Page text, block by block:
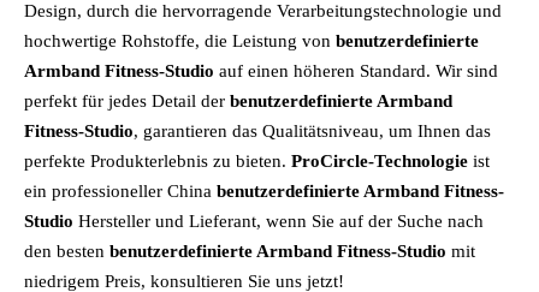
Design, durch die hervorragende Verarbeitungstechnologie und
hochwertige Rohstoffe, die Leistung von benutzerdefinierte
Armband Fitness-Studio auf einen höheren Standard. Wir sind
perfekt für jedes Detail der benutzerdefinierte Armband
Fitness-Studio, garantieren das Qualitätsniveau, um Ihnen das
perfekte Produkterlebnis zu bieten. ProCircle-Technologie ist
ein professioneller China benutzerdefinierte Armband Fitness-
Studio Hersteller und Lieferant, wenn Sie auf der Suche nach
den besten benutzerdefinierte Armband Fitness-Studio mit
niedrigem Preis, konsultieren Sie uns jetzt!